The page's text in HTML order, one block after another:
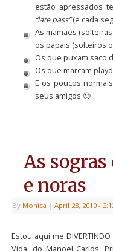
estão apressados
“late pass”(e cada
As mamães
os papais (solteiros
Os que puxam saco
Os que marcam
E os poucos
seus amigos 🙂
As sogras
e noras
By Monica | April 28, 2010 -
Estou aqui me
Vida, do Manoel Carlos.